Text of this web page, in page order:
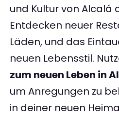
und Kultur von Alcalá
Entdecken neuer
Läden, und das
neuen Lebensstil.
zum neuen Leben in
um Anregungen zu
in deiner neuen